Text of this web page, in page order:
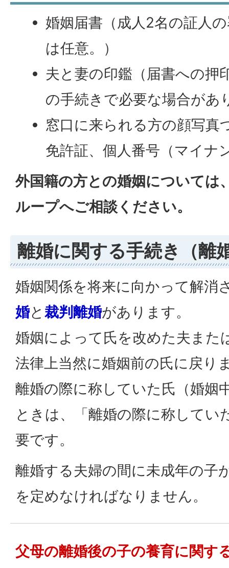
婚姻届書（成人2名の証人
は任意。）
夫と妻の印鑑（届書への押
の手続きで必要な場合があ
窓口に来られる方の顔写真
免許証、個人番号（マイナ
外国籍の方との婚姻については
ループへご相談ください。
離婚に関する手続き（離
婚姻関係を将来に向かって解消
婚と 裁判離婚があります。
婚姻によって氏を改めた夫また
法律上当然に婚姻前の氏に戻り
離婚の際に称していた氏（婚姻
ときは、「離婚の際に称してい
要です。
離婚する夫婦の間に未成年の子
を定めなければなりません。
父母の離婚後の子の養育に関す